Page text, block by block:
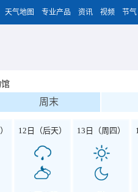
天气地图 专业产品 资讯 视频 节气
周末
12日（后天） 13日（周四）